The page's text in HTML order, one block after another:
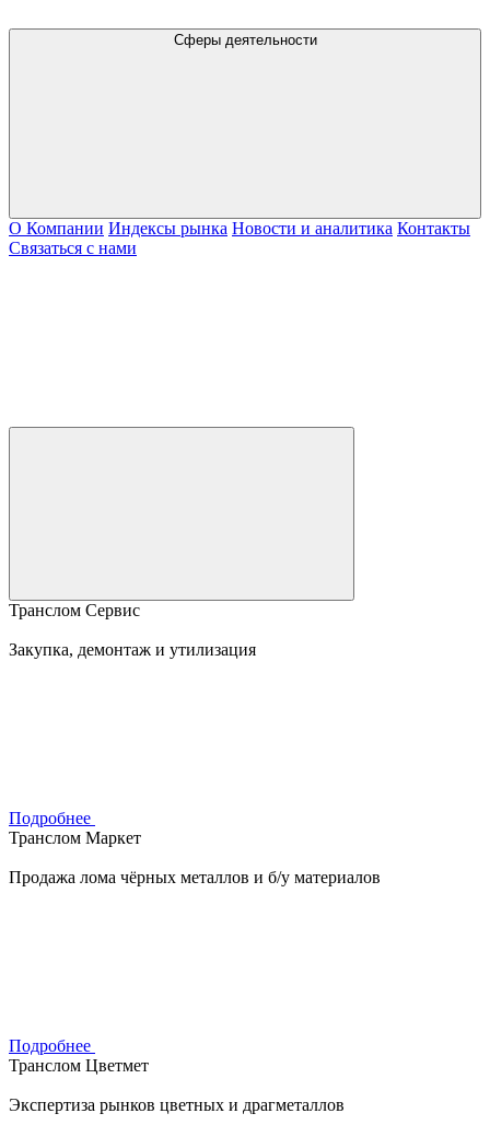
Сферы деятельности
О Компании Индексы рынка Новости и аналитика Контакты
Связаться с нами
Транслом Сервис
Закупка, демонтаж и утилизация
Подробнее
Транслом Маркет
Продажа лома чёрных металлов и б/у материалов
Подробнее
Транслом Цветмет
Экспертиза рынков цветных и драгметаллов